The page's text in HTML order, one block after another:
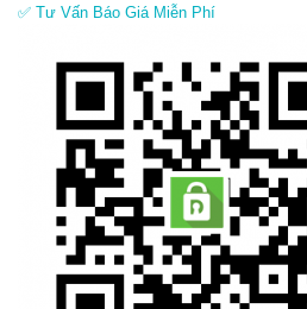
✅ Tư Vấn Báo Giá Miễn Phí